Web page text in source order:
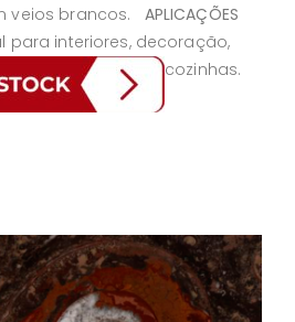
veios brancos. APLICAÇÕES
para interiores, decoração,
cozinhas.